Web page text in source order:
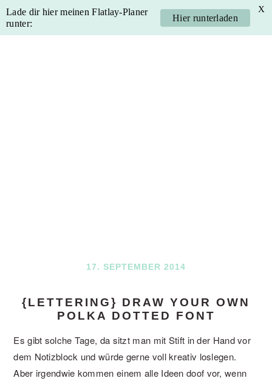
Skip
Skip
Skip
Skip
17. SEPTEMBER 2014
{LETTERING} DRAW YOUR OWN
POLKA DOTTED FONT
Es gibt solche Tage, da sitzt man mit Stift in der Hand vor
dem Notizblock und würde gerne voll kreativ loslegen.
Aber irgendwie kommen einem alle Ideen doof vor, wenn
Lade dir hier meinen Flatlay-Planer
runter:
Hier runterladen
X